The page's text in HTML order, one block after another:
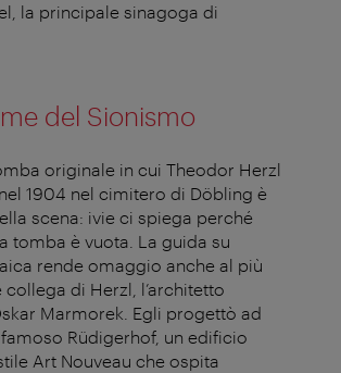
la principale sinagoga di
del Sionismo
originale in cui Theodor Herzl
1904 nel cimitero di Döbling è
scena: ivie ci spiega perché
tomba è vuota. La guida su
rende omaggio anche al più
di Herzl, l’architetto
Marmorek. Egli progettò ad
Rüdigerhof, un edificio
Art Nouveau che ospita